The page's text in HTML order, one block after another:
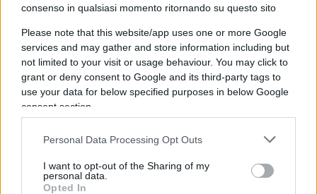
consenso in qualsiasi momento ritornando su questo sito
Please note that this website/app uses one or more Google
services and may gather and store information including but
not limited to your visit or usage behaviour. You may click to
grant or deny consent to Google and its third-party tags to
use your data for below specified purposes in below Google
consent section.
Personal Data Processing Opt Outs
I want to opt-out of the Sharing of my
personal data.
Opted In
08:50Giorgia Melonisotto attacco giudiziario,
come lo sono statiSalvinieBerlusconi.